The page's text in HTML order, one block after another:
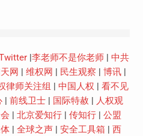
| 李老师不是你老师| 中共
网 维权网 民生观察 博讯|
律师关注组 中国人权
看不见
| 前线卫士| 国际特赦
人权观
北京爱知行| 传知行| 公盟
| 全球之声| 安全工具箱
西